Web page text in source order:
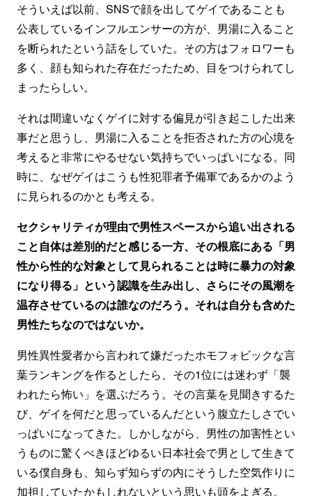
そういえば以前、SNSで顔を出してゲイであることも
公表しているインフルエンサーの方が、男湯に入ること
を断られたという話をしていた。その方はフォロワーも
多く、顔も知られた存在だったため、目をつけられてし
まったらしい。
それは間違いなくゲイに対する偏見が引き起こした出来
事だと思うし、男湯に入ることを拒否された方の心境を
考えると非常にやるせない気持ちでいっぱいになる。同
時に、なぜゲイはこうも性犯罪者予備軍であるかのよう
に見られるのかとも考える。
セクシャリティが理由で男性スペースから追い出される
こと自体は差別的だと感じる一方、その根底にある「男
性から性的な対象として見られることは時に暴力の対象
になり得る」という認識を生み出し、さらにその風潮を
温存させているのは誰なのだろう。それは自分も含めた
男性たちなのではないか。
男性異性愛者から言われて嫌だったホモフォビックな言
葉ランキングを作るとしたら、その1位には迷わず「襲
われたら怖い」を選ぶだろう。その言葉を見聞きするた
び、ゲイを何だと思っているんだという腹立たしさでい
っぱいになってきた。しかしながら、男性の加害性とい
うものに驚くべきほどゆるい日本社会で男として生きて
いる僕自身も、知らず知らずの内にそうした空気作りに
加担していたかもしれないという思いも頭をよぎる。